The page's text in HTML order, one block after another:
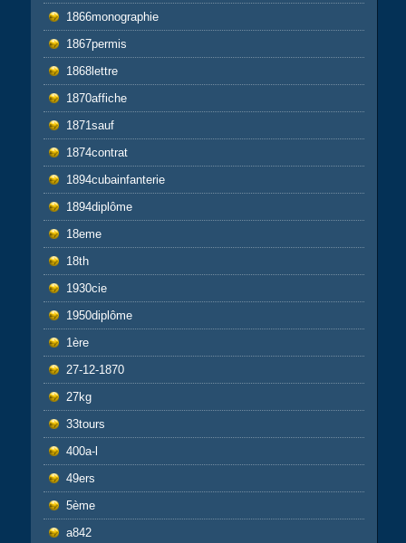
1866monographie
1867permis
1868lettre
1870affiche
1871sauf
1874contrat
1894cubainfanterie
1894diplôme
18eme
18th
1930cie
1950diplôme
1ère
27-12-1870
27kg
33tours
400a-l
49ers
5ème
a842